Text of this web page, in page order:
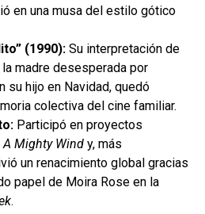
en una musa del estilo gótico
(1990): Su interpretación de
madre desesperada por
su hijo en Navidad, quedó
colectiva del cine familiar.
Participó en proyectos
A Mighty Wind y, más
un renacimiento global gracias
papel de Moira Rose en la
.